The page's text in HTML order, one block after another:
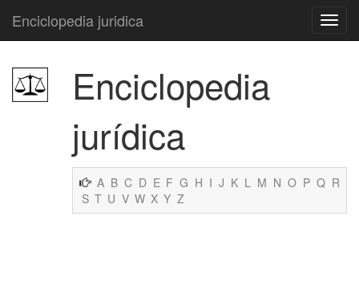
Enciclopedia juridica
Enciclopedia
jurídica
A B C D E F G H I J K L M N O P Q R
S T U V W X Y Z